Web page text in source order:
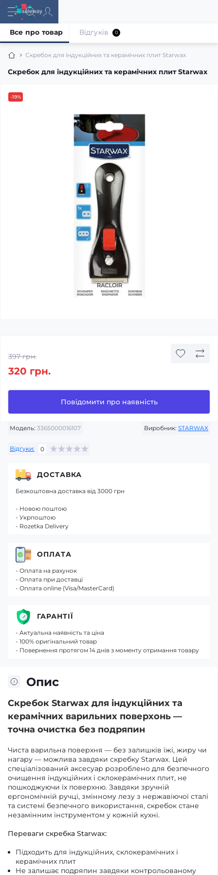
Скребок для індукційних та керамічних плит Starwax
Скребок для індукційних та керамічних плит Starwax
Все про товар Відгуків 0
-19%
Модель: 3365000016107 Виробник: STARWAX
Відгуки: 0
397 грн.
320 грн.
Повідомити про наявність
Опис
Скребок Starwax для індукційних та
керамічних варильних поверхонь —
точна очистка без подряпин
Чиста варильна поверхня — без залишків їжі, жиру чи
нагару — можлива завдяки скребку Starwax. Цей
спеціалізований аксесуар розроблено для безпечного
очищення індукційних і склокерамічних плит, не
пошкоджуючи їх поверхню. Завдяки зручній
ергономічній ручці, змінному лезу з нержавіючої сталі
та системі безпечного використання, скребок стане
незамінним інструментом у кожній кухні.
Переваги скребка Starwax:
Підходить для індукційних, склокерамічних і
керамічних плит
Не залишає подряпин завдяки контрольованому
ДОСТАВКА
Безкоштовна доставка від 3000 грн
- Новою поштою
- Укрпоштою
- Rozetka Delivery
ОПЛАТА
- Оплата на рахунок
- Оплата при доставці
- Оплата online (Visa/MasterCard)
ГАРАНТІЇ
- Актуальна наявність та ціна
- 100% оригінальний товар
- Повернення протягом 14 днів з моменту отримання товару